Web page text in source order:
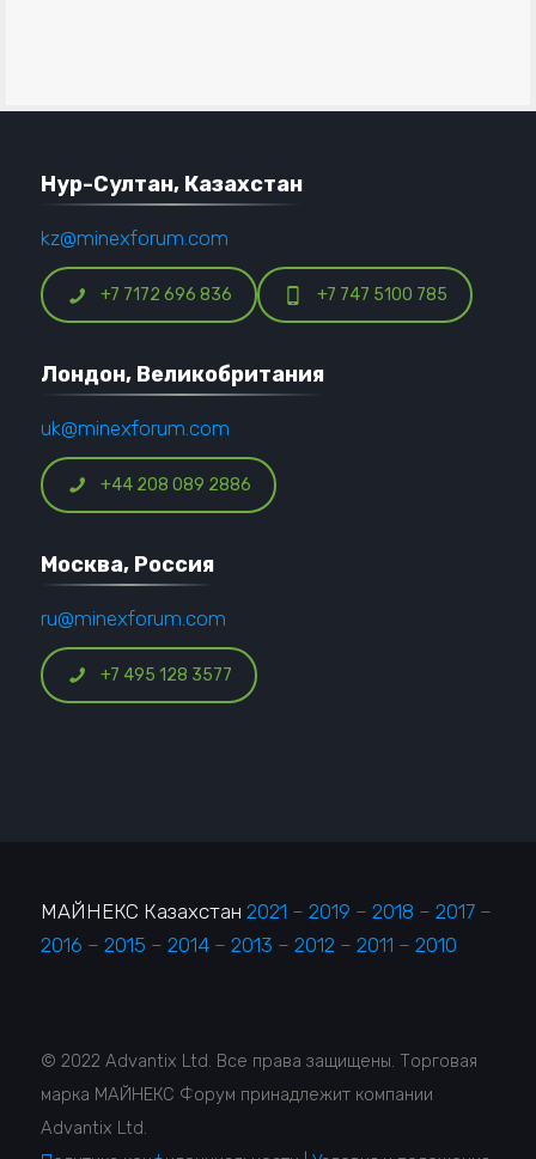
Нур-Султан, Казахстан
kz@minexforum.com
+7 7172 696 836 +7 747 5100 785
Лондон, Великобритания
uk@minexforum.com
+44 208 089 2886
Москва, Россия
ru@minexforum.com
+7 495 128 3577
МАЙНЕКС Казахстан2021 – 2019 – 2018 – 2017 –
2016 – 2015 – 2014 – 2013 – 2012 – 2011 – 2010
© 2022 Advantix Ltd. Все права защищены. Торговая
марка МАЙНЕКС Форум принадлежит компании
Advantix Ltd.